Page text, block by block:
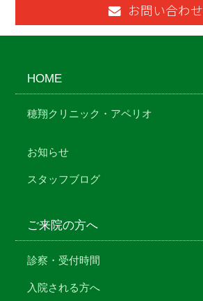
お問い合わせ
HOME
穂翔クリニック・アペリオ
お知らせ
スタッフブログ
ご来院の方へ
診察・受付時間
入院される方へ